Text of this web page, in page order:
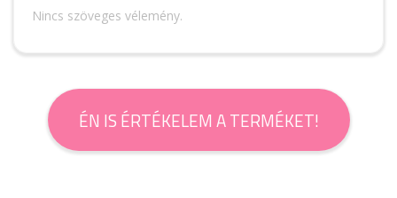
Nincs szöveges vélemény.
ÉN IS ÉRTÉKELEM A TERMÉKET!